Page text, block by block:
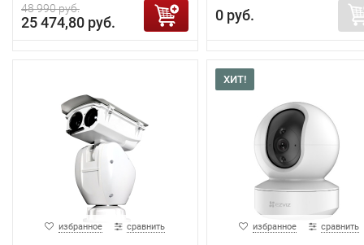
48 990 руб.
25 474,80 руб. 0 руб.
избранное сравнить
ХИТ!
избранное сравнить